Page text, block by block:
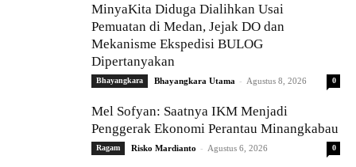
MinyaKita Diduga Dialihkan Usai
Pemuatan di Medan, Jejak DO dan
Mekanisme Ekspedisi BULOG
Dipertanyakan
Bhayangkara Bhayangkara Utama - Agustus 8, 2026 0
Mel Sofyan: Saatnya IKM Menjadi
Penggerak Ekonomi Perantau Minangkabau
Ragam Risko Mardianto - Agustus 6, 2026 0